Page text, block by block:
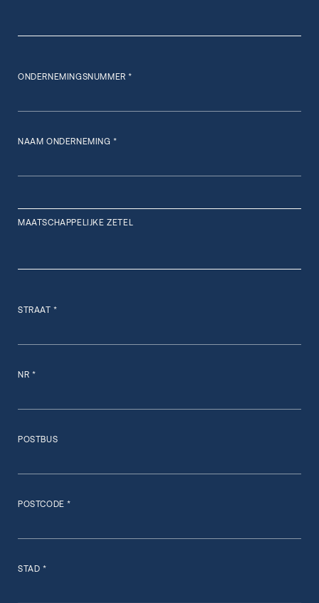
ONDERNEMINGSNUMMER *
NAAM ONDERNEMING *
MAATSCHAPPELIJKE ZETEL
STRAAT *
NR *
POSTBUS
POSTCODE *
STAD *